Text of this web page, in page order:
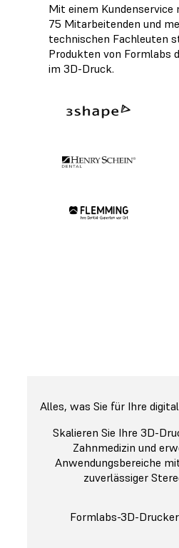
Mit einem Kundenservice
75 Mitarbeitenden und
technischen Fachleuten
Produkten von Formlabs
im 3D-Druck.
Alles, was Sie für Ihre
Skalieren Sie Ihre 3D-
Zahnmedizin und
Anwendungsbereiche
zuverlässiger
Formlabs-3D-